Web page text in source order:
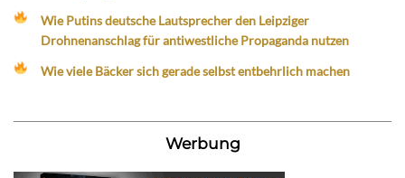
Wie Putins deutsche Lautsprecher den Leipziger
Drohnenanschlag für antiwestliche Propaganda nutzen
Wie viele Bäcker sich gerade selbst entbehrlich machen
Werbung